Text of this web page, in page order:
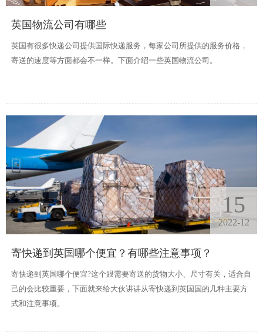
英国物流公司有哪些
英国有很多快递公司提供国际快递服务，每家公司所提供的服务价格，
寄送的速度等方面都会不一样。下面介绍一些英国物流公司。
15
2022-12
寄快递到英国哪个便宜？有哪些注意事项？
寄快递到英国哪个便宜?这个跟需要寄送的货物大小、尺寸有关，适合自
己的会比较重要，下面就来给大伙讲讲从寄快递到英国国的几种主要方
式和注意事项。